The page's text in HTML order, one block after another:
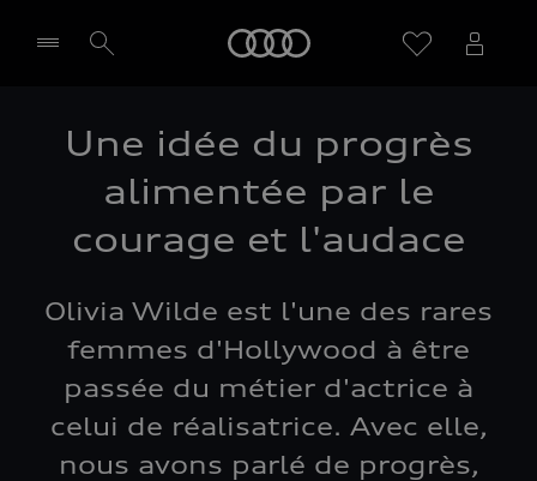
Sélectionner un Partenaire
Une idée du progrès
alimentée par le
courage et l'audace
Olivia Wilde est l'une des rares
femmes d'Hollywood à être
passée du métier d'actrice à
celui de réalisatrice. Avec elle,
nous avons parlé de progrès,